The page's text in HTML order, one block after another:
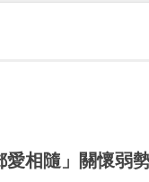
相隨」關懷弱